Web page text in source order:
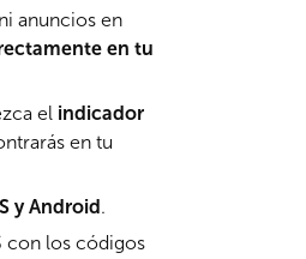
anuncios en
en tu
el indicador
en tu
y Android.
con los códigos